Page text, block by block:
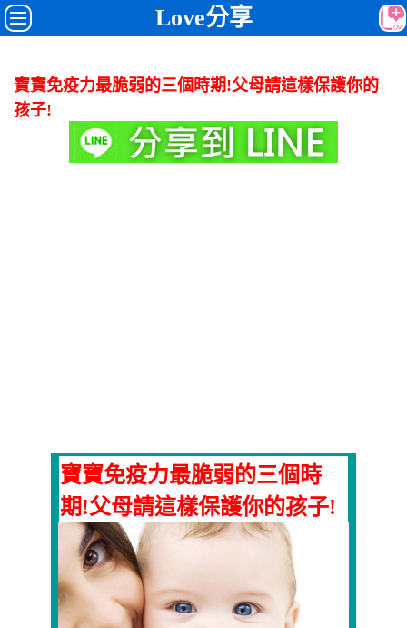
Love分享
寶寶免疫力最脆弱的三個時期!父母請這樣保護你的
孩子!
寶寶免疫力最脆弱的三個時
期!父母請這樣保護你的孩子!